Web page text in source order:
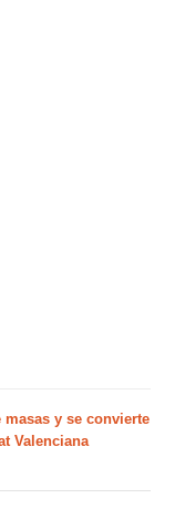
masas y se convierte
Valenciana